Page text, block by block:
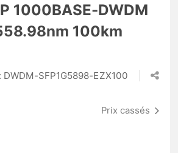
1000BASE-DWDM
100km
DWDM-SFP1G5898-EZX100
Prix cassés